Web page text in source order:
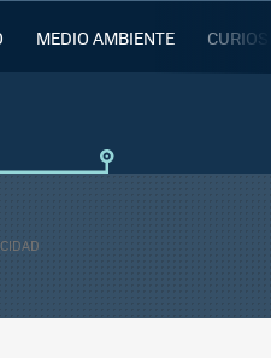
MEDIO AMBIENTE